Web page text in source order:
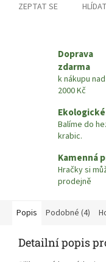
ZEPTAT SE HLÍDAT
Doprava
zdarma
k nákupu nad
2000 Kč
Balíme do
krabic.
Kamenná
Hračky si
prodejně
Popis Podobné (4)
Detailní popis